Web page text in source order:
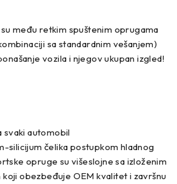
među retkim spuštenim oprugama
sa standardnim vešanjem)
vozila i njegov ukupan izgled!
svaki automobil
silicijum čelika postupkom hladnog
opruge su višeslojne sa izloženim
obezbeđuje OEM kvalitet i završnu